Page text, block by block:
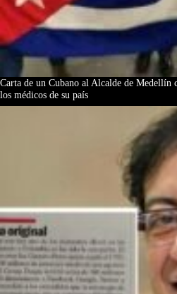
Carta de un Cubano al Alcalde de Medellín
los médicos de su país